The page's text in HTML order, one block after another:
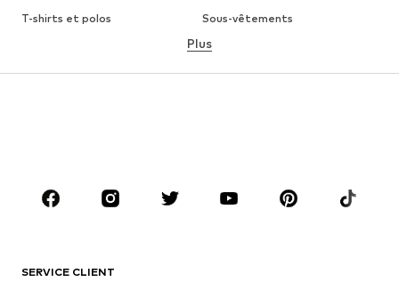
T-shirts et polos
Sous-vêtements
Chemises
VÊTEMENTS
T-shirts et polos
Plus
SERVICE CLIENT